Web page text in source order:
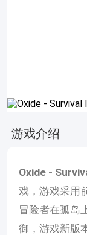
游戏介绍
Oxide -
戏，游戏采用
冒险者在孤岛
御，游戏新版